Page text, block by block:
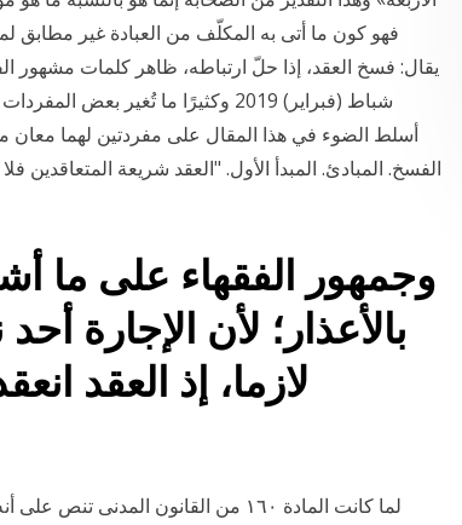
فهو كون ما أتى به المكلّف من العبادة غير مطابق
شباط (فبراير) 2019 وكثيرًا ما تُغير
أسلط الضوء في هذا المقال على مفردتين لهما معان
الفسخ. المبادئ. المبدأ الأول. "العقد شريعة المتعاقدين
وجمهور الفقهاء على ما
بالأعذار؛ لأن الإجارة
لازما، إذ العقد
لما كانت المادة ۱٦۰ من القانون